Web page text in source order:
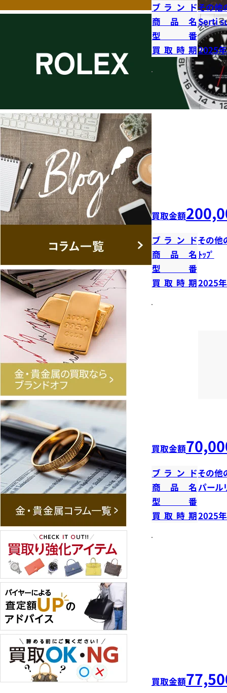
ブランドその他
商品名Serti
型番
買取時期2025
買取金額
ブランドその他
商品名 ﾄｯﾌﾟ
型番
買取時期2025
買取金額
ブランドその他
商品名 パール
型番
買取時期2025
買取金額